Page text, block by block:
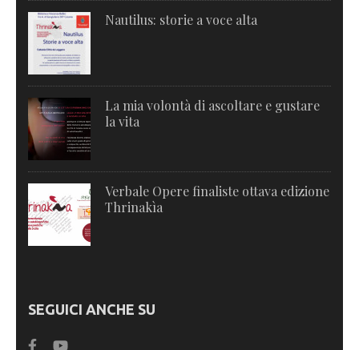
Nautilus: storie a voce alta
La mia volontà di ascoltare e gustare
la vita
Verbale Opere finaliste ottava edizione
Thrinakìa
SEGUICI ANCHE SU